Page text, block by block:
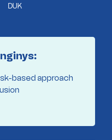
DUK
based approach